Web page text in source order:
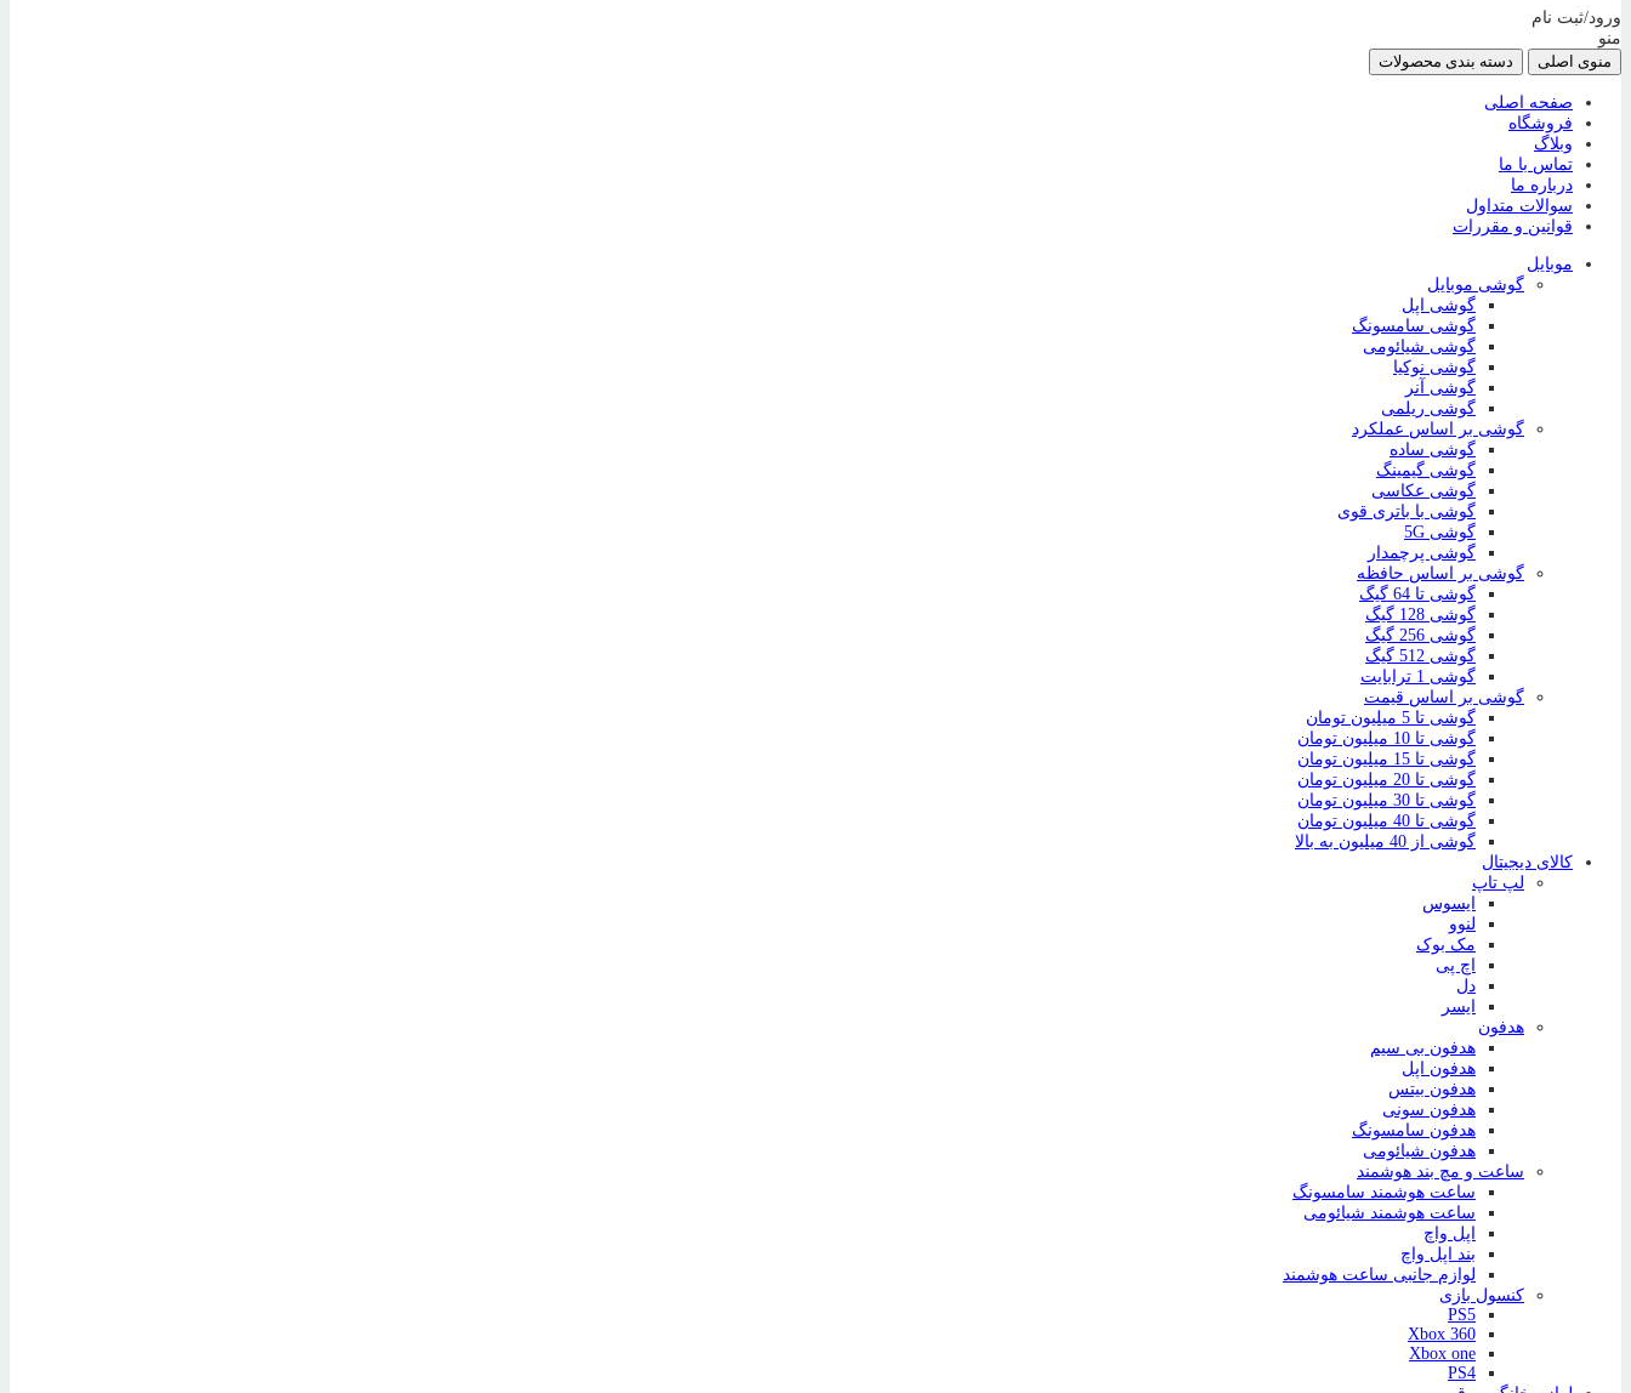
ورود/ثبت نام
منو
منوی اصلی
دسته بندی محصولات
صفحه اصلی
فروشگاه
وبلاگ
تماس با ما
درباره ما
سوالات متداول
قوانین و مقررات
موبایل
گوشی موبایل
گوشی اپل
گوشی سامسونگ
گوشی شیائومی
گوشی نوکیا
گوشی آنر
گوشی ریلمی
گوشی بر اساس عملکرد
گوشی ساده
گوشی گیمینگ
گوشی عکاسی
گوشی با باتری قوی
گوشی 5G
گوشی پرچمدار
گوشی بر اساس حافظه
گوشی تا 64 گیگ
گوشی 128 گیگ
گوشی 256 گیگ
گوشی 512 گیگ
گوشی 1 ترابایت
گوشی بر اساس قیمت
گوشی تا 5 میلیون تومان
گوشی تا 10 میلیون تومان
گوشی تا 15 میلیون تومان
گوشی تا 20 میلیون تومان
گوشی تا 30 میلیون تومان
گوشی تا 40 میلیون تومان
گوشی از 40 میلیون به بالا
کالای دیجیتال
لپ تاپ
ایسوس
لنوو
مک بوک
اچ پی
دل
ایسر
هدفون
هدفون بی سیم
هدفون اپل
هدفون بیتس
هدفون سونی
هدفون سامسونگ
هدفون شیائومی
ساعت و مچ بند هوشمند
ساعت هوشمند سامسونگ
ساعت هوشمند شیائومی
اپل واچ
بند اپل واچ
لوازم جانبی ساعت هوشمند
کنسول بازی
PS5
Xbox 360
Xbox one
PS4